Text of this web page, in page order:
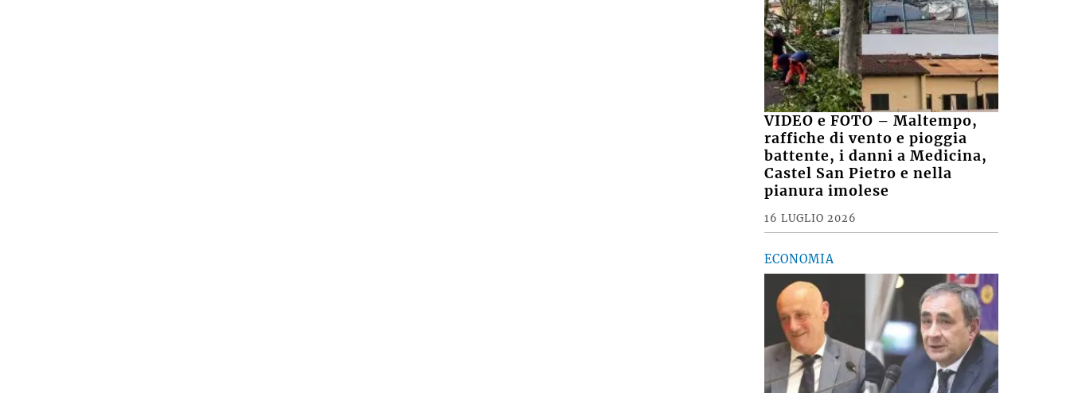
VIDEO e FOTO – Maltempo,
raffiche di vento e pioggia
battente, i danni a Medicina,
Castel San Pietro e nella
pianura imolese
16 LUGLIO 2026
ECONOMIA